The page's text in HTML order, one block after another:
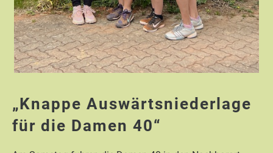
„Knappe Auswärtsniederlage
für die Damen 40“